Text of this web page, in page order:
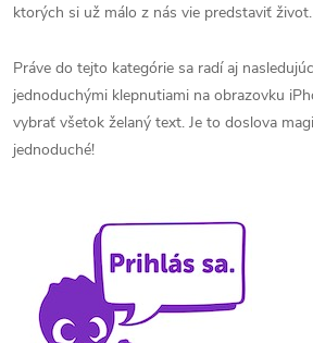
ktorých si už málo z nás vie predstaviť život.
Práve do tejto kategórie sa radí aj
jednoduchými klepnutiami na obrazovku
vybrať všetok želaný text. Je to doslova
jednoduché!